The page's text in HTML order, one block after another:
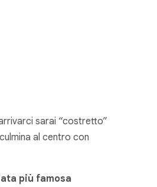
sarai “costretto”
al centro con
più famosa